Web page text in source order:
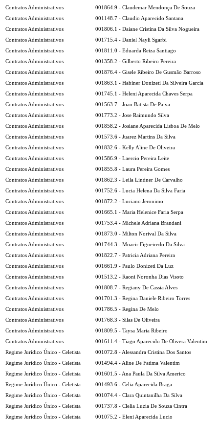
Contratos Administrativos
001864.9 - Claudemar Mendonça De Souza
Contratos Administrativos
001148.7 - Claudio Aparecido Santana
Contratos Administrativos
001806.1 - Daiane Cristina Da Silva Nogueira
Contratos Administrativos
001715.4 - Daniel Nayli Sgarbi
Contratos Administrativos
001811.0 - Eduarda Reiza Santiago
Contratos Administrativos
001358.2 - Gilberto Ribeiro Pereira
Contratos Administrativos
001876.4 - Gisele Ribeiro De Gusmão Barroso
Contratos Administrativos
001863.1 - Habiner Donizeti Da Silveira Garcia
Contratos Administrativos
001745.1 - Heleni Aparecida Chaves Serpa
Contratos Administrativos
001563.7 - Joao Batista De Paiva
Contratos Administrativos
001773.2 - Jose Raimundo Silva
Contratos Administrativos
001858.2 - Josiane Aparecida Lisboa De Melo
Contratos Administrativos
001573.6 - Juarez Martins Da Silva
Contratos Administrativos
001832.6 - Kelly Aline De Oliveira
Contratos Administrativos
001586.9 - Laercio Pereira Leite
Contratos Administrativos
001855.8 - Laura Pereira Gomes
Contratos Administrativos
001862.3 - Leila Lindner De Carvalho
Contratos Administrativos
001752.6 - Lucia Helena Da Silva Faria
Contratos Administrativos
001872.2 - Luciano Jeronimo
Contratos Administrativos
001665.1 - Maria Helenice Faria Serpa
Contratos Administrativos
001753.4 - Michele Adriana Brandani
Contratos Administrativos
001873.0 - Milton Norival Da Silva
Contratos Administrativos
001744.3 - Moacir Figueiredo Da Silva
Contratos Administrativos
001822.7 - Patricia Adriana Pereira
Contratos Administrativos
001661.9 - Paulo Donizeti Da Luz
Contratos Administrativos
001513.2 - Raoni Noronha Dias Visoto
Contratos Administrativos
001808.7 - Regiany De Cassia Alves
Contratos Administrativos
001701.3 - Regina Daniele Ribeiro Torres
Contratos Administrativos
001786.5 - Regina De Melo
Contratos Administrativos
001768.3 - Silas De Oliveira
Contratos Administrativos
001809.5 - Taysa Maria Ribeiro
Contratos Administrativos
001611.4 - Tiago Aparecido De Olivera Valentim
Regime Jurídico Único - Celetista
001072.8 - Alessandra Cristina Dos Santos
Regime Jurídico Único - Celetista
001494.4 - Aline De Fatima Valentim
Regime Jurídico Único - Celetista
001601.5 - Ana Paula Da Silva Americo
Regime Jurídico Único - Celetista
001493.6 - Celia Aparecida Braga
Regime Jurídico Único - Celetista
001074.4 - Clara Quintanilha Da Silva
Regime Jurídico Único - Celetista
001737.8 - Clelia Luzia De Souza Cintra
Regime Jurídico Único - Celetista
001075.2 - Eleni Aparecida Lucio